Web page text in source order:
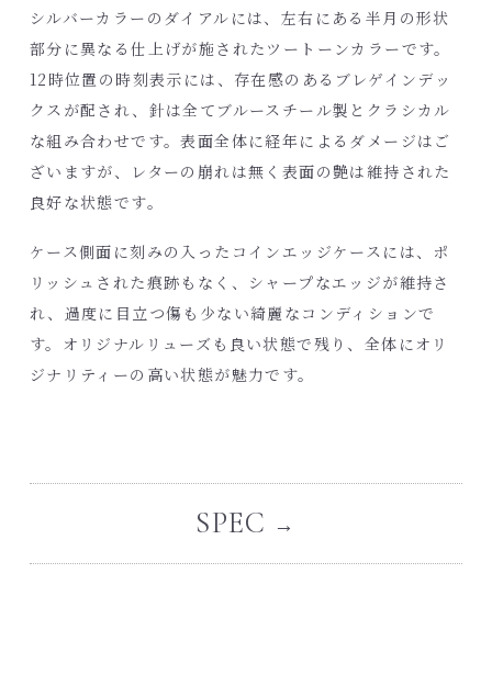
シルバーカラーのダイアルには、左右にある半月の形状
部分に異なる仕上げが施されたツートーンカラーです。
12時位置の時刻表示には、存在感のあるブレゲインデッ
クスが配され、針は全てブルースチール製とクラシカル
な組み合わせです。表面全体に経年によるダメージはご
ざいますが、レターの崩れは無く表面の艶は維持された
良好な状態です。
ケース側面に刻みの入ったコインエッジケースには、ポ
リッシュされた痕跡もなく、シャープなエッジが維持さ
れ、過度に目立つ傷も少ない綺麗なコンディションで
す。オリジナルリューズも良い状態で残り、全体にオリ
ジナリティーの高い状態が魅力です。
SPEC